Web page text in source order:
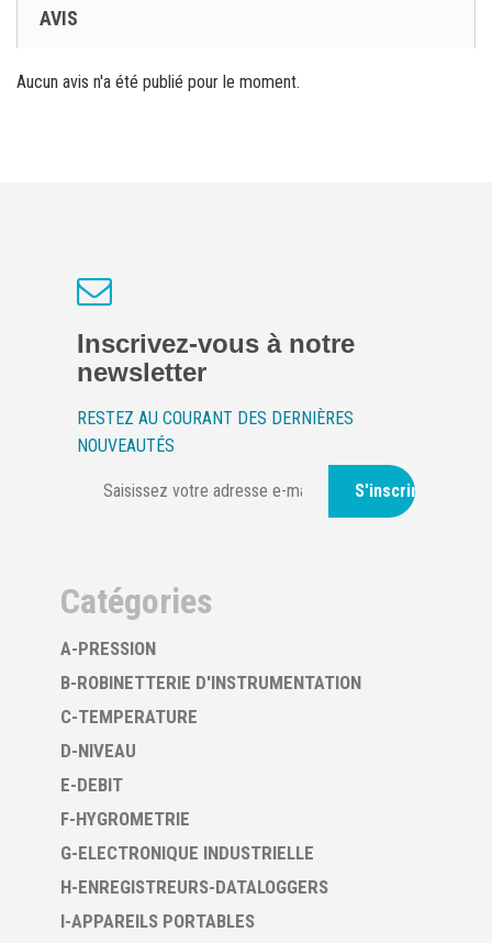
AVIS
Aucun avis n'a été publié pour le moment.
Inscrivez-vous à notre
newsletter
RESTEZ AU COURANT DES DERNIÈRES
NOUVEAUTÉS
S'inscrire
Catégories
A-PRESSION
B-ROBINETTERIE D'INSTRUMENTATION
C-TEMPERATURE
D-NIVEAU
E-DEBIT
F-HYGROMETRIE
G-ELECTRONIQUE INDUSTRIELLE
H-ENREGISTREURS-DATALOGGERS
I-APPAREILS PORTABLES